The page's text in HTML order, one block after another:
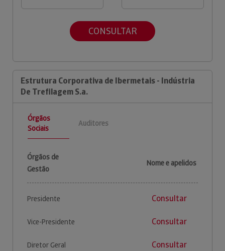
CONSULTAR
Estrutura Corporativa de Ibermetais - Indústria
De Trefilagem S.a.
Órgãos
Sociais
Auditores
Órgãos de
Gestão
Nome e apelidos
Presidente Consultar
Vice-Presidente Consultar
Diretor Geral Consultar